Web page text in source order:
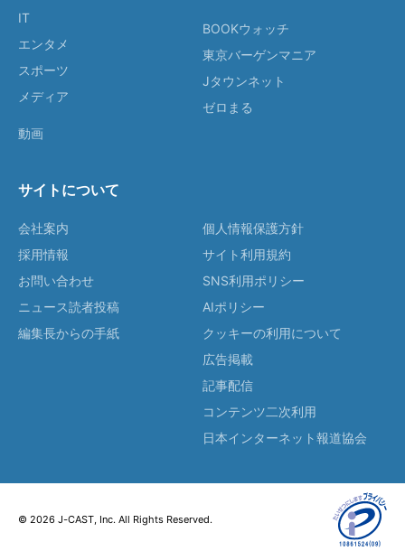
IT
エンタメ
スポーツ
メディア
動画
BOOKウォッチ
東京バーゲンマニア
Jタウンネット
ゼロまる
サイトについて
会社案内
採用情報
お問い合わせ
ニュース読者投稿
編集長からの手紙
個人情報保護方針
サイト利用規約
SNS利用ポリシー
AIポリシー
クッキーの利用について
広告掲載
記事配信
コンテンツ二次利用
日本インターネット報道協会
© 2026 J-CAST, Inc. All Rights Reserved.